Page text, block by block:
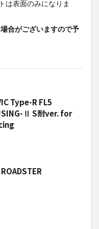
は表面のみになりま
合がございますので予
Type-R FL5
Ⅱ S耐ver. for